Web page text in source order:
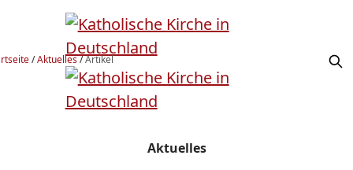
/Aktuelles/Artikel
Aktuelles